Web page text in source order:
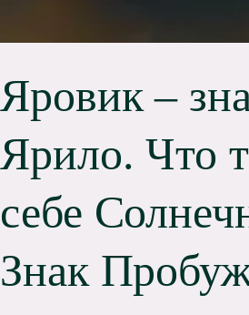
Яровик –
Ярило. Что
себе
Знак